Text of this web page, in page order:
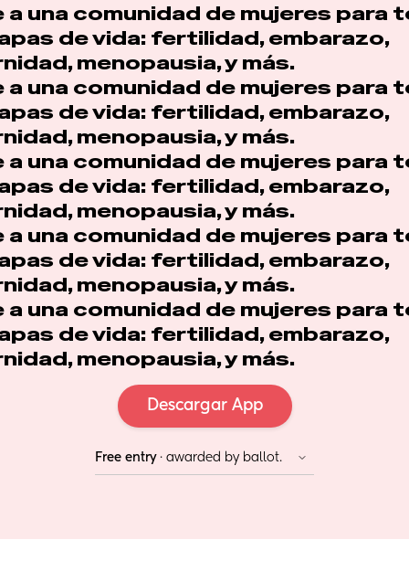
a una comunidad de mujeres para
de vida: fertilidad, embarazo,
menopausia, y más.
a una comunidad de mujeres para
de vida: fertilidad, embarazo,
menopausia, y más.
a una comunidad de mujeres para
de vida: fertilidad, embarazo,
menopausia, y más.
a una comunidad de mujeres para
de vida: fertilidad, embarazo,
menopausia, y más.
a una comunidad de mujeres para
de vida: fertilidad, embarazo,
menopausia, y más.
Descargar App
Free entry · awarded by ballot.